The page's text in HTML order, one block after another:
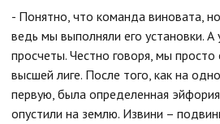
- Понятно, что команда виновата,
ведь мы выполняли его установки. А
просчеты. Честно говоря, мы просто
высшей лиге. После того, как на
первую, была определенная
опустили на землю. Извини –